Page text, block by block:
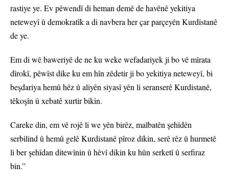
rastiye ye. Ev pêwendî di heman demê de havênê yekitiya
neteweyî û demokratîk a di navbera her çar parçeyên Kurdistanê
de ye.
Em di wê baweriyê de ne ku weke wefadariyek ji bo vê mîrata
dîrokî, pêwîst dike ku em hîn zêdetir ji bo yekitiya neteweyî, bi
beşdariya hemû hêz û aliyên siyasî yên li seranserê Kurdistanê,
têkoşîn û xebatê xurtir bikin.
Careke din, em vê rojê li we yên birêz, malbatên şehîdên
serbilind û hemû gelê Kurdistanê pîroz dikin, serê rêz û hurmetê
li ber şehîdan ditewînin û hêvî dikin ku hûn serketî û serfiraz
bin.”